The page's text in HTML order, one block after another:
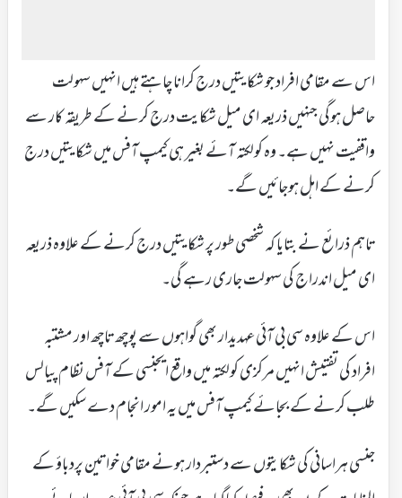
اس سے مقامی افراد جو شکایتیں درج کرانا چاہتے ہیں انہیں سہولت
حاصل ہوگی جنہیں ذریعہ ای میل شکایت درج کرنے کے طریقہ کار سے
واقفیت نہیں ہے۔ وہ کولکتہ آئے بغیر ہی کیمپ آفس میں شکایتیں درج
کرنے کے اہل ہوجائیں گے۔
تاہم ذرائع نے بتایا کہ شخصی طور پر شکایتیں درج کرنے کے علاوہ ذریعہ
ای میل اندراج کی سہولت جاری رہے گی۔
اس کے علاوہ سی بی آئی عہدیدار بھی گواہوں سے پوچھ تاچھ اور مشتبہ
افراد کی تفتیش انہیں مرکزی کولکتہ میں واقع ایجنسی کے آفس نظام پیالس
طلب کرنے کے بجائے کیمپ آفس میں یہ امور انجام دے سکیں گے۔
جنسی ہراسانی کی شکایتوں سے دستبردار ہونے مقامی خواتین پردباؤ کے